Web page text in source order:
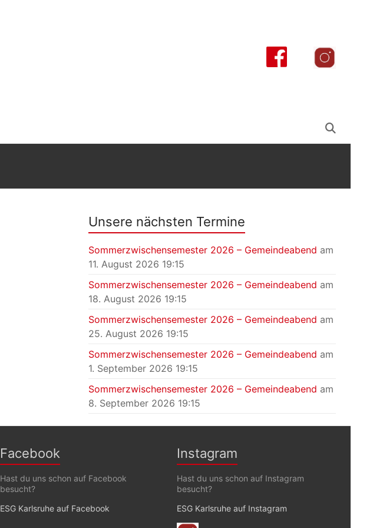
Unsere nächsten Termine
Sommerzwischensemester 2026 – Gemeindeabend am
11. August 2026 19:15
Sommerzwischensemester 2026 – Gemeindeabend am
18. August 2026 19:15
Sommerzwischensemester 2026 – Gemeindeabend am
25. August 2026 19:15
Sommerzwischensemester 2026 – Gemeindeabend am
1. September 2026 19:15
Sommerzwischensemester 2026 – Gemeindeabend am
8. September 2026 19:15
Facebook
Hast du uns schon auf Facebook
besucht?
ESG Karlsruhe auf Facebook
Instagram
Hast du uns schon auf Instagram
besucht?
ESG Karlsruhe auf Instagram